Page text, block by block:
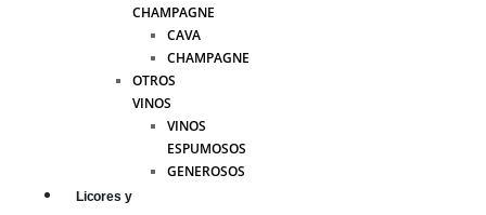
CHAMPAGNE
CAVA
CHAMPAGNE
OTROS
VINOS
VINOS
ESPUMOSOS
GENEROSOS
Licores y